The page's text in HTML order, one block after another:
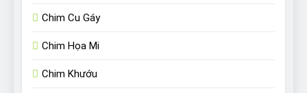
Chim Cu Gáy
Chim Họa Mi
Chim Khướu